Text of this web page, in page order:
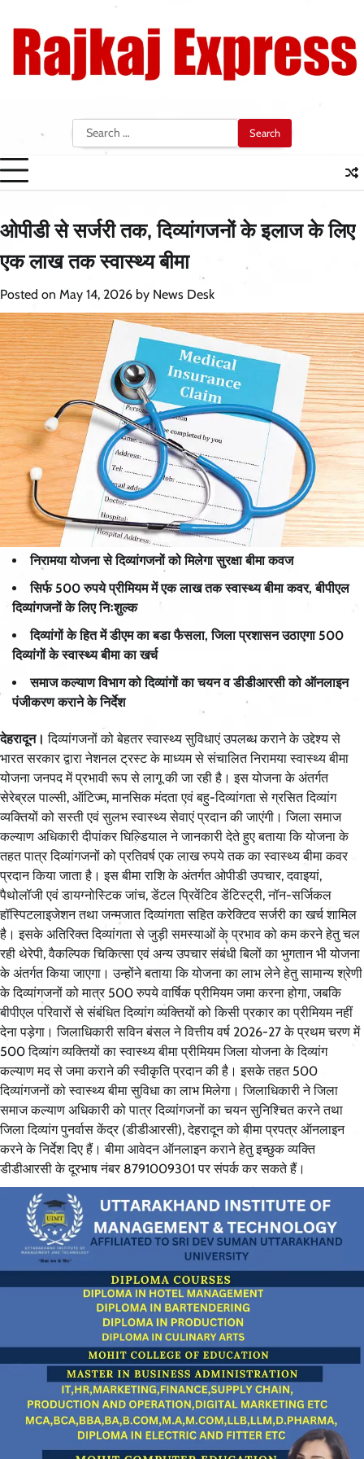
content
Search
for:
ओपीडी से सर्जरी तक, दिव्यांगजनों के इलाज के लिए
एक लाख तक स्वास्थ्य बीमा
Posted on May 14, 2026 by News Desk
निरामया योजना से दिव्यांगजनों को मिलेगा सुरक्षा बीमा कवज
सिर्फ 500 रुपये प्रीमियम में एक लाख तक स्वास्थ्य बीमा कवर, बीपीएल
दिव्यांगजनों के लिए निःशुल्क
दिव्यांगों के हित में डीएम का बडा फैसला, जिला प्रशासन उठाएगा 500
दिव्यांगों के स्वास्थ्य बीमा का खर्च
समाज कल्याण विभाग को दिव्यांगों का चयन व डीडीआरसी को ऑनलाइन
पंजीकरण कराने के निर्देश
देहरादून।दिव्यांगजनों को बेहतर स्वास्थ्य सुविधाएं उपलब्ध कराने के उद्देश्य से
भारत सरकार द्वारा नेशनल ट्रस्ट के माध्यम से संचालित निरामया स्वास्थ्य बीमा
योजना जनपद में प्रभावी रूप से लागू की जा रही है। इस योजना के अंतर्गत
सेरेब्रल पाल्सी, ऑटिज्म, मानसिक मंदता एवं बहु-दिव्यांगता से ग्रसित दिव्यांग
व्यक्तियों को सस्ती एवं सुलभ स्वास्थ्य सेवाएं प्रदान की जाएंगी। जिला समाज
कल्याण अधिकारी दीपांकर घिल्डियाल ने जानकारी देते हुए बताया कि योजना के
तहत पात्र दिव्यांगजनों को प्रतिवर्ष एक लाख रुपये तक का स्वास्थ्य बीमा कवर
प्रदान किया जाता है। इस बीमा राशि के अंतर्गत ओपीडी उपचार, दवाइयां,
पैथोलॉजी एवं डायग्नोस्टिक जांच, डेंटल प्रिवेंटिव डेंटिस्ट्री, नॉन-सर्जिकल
हॉस्पिटलाइजेशन तथा जन्मजात दिव्यांगता सहित करेक्टिव सर्जरी का खर्च शामिल
है। इसके अतिरिक्त दिव्यांगता से जुड़ी समस्याओं के प्रभाव को कम करने हेतु चल
रही थेरेपी, वैकल्पिक चिकित्सा एवं अन्य उपचार संबंधी बिलों का भुगतान भी योजना
के अंतर्गत किया जाएगा। उन्होंने बताया कि योजना का लाभ लेने हेतु सामान्य श्रेणी
के दिव्यांगजनों को मात्र 500 रुपये वार्षिक प्रीमियम जमा करना होगा, जबकि
बीपीएल परिवारों से संबंधित दिव्यांग व्यक्तियों को किसी प्रकार का प्रीमियम नहीं
देना पड़ेगा। जिलाधिकारी सविन बंसल ने वित्तीय वर्ष 2026-27 के प्रथम चरण में
500 दिव्यांग व्यक्तियों का स्वास्थ्य बीमा प्रीमियम जिला योजना के दिव्यांग
कल्याण मद से जमा कराने की स्वीकृति प्रदान की है। इसके तहत 500
दिव्यांगजनों को स्वास्थ्य बीमा सुविधा का लाभ मिलेगा। जिलाधिकारी ने जिला
समाज कल्याण अधिकारी को पात्र दिव्यांगजनों का चयन सुनिश्चित करने तथा
जिला दिव्यांग पुनर्वास केंद्र (डीडीआरसी), देहरादून को बीमा प्रपत्र ऑनलाइन
करने के निर्देश दिए हैं। बीमा आवेदन ऑनलाइन कराने हेतु इच्छुक व्यक्ति
डीडीआरसी के दूरभाष नंबर 8791009301 पर संपर्क कर सकते हैं।